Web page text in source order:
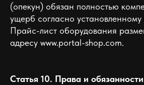
(опекун) обязан полностью
ущерб согласно установленному
Прайс-лист оборудования
адресу www.portal-shop.com.
Статья 10. Права и